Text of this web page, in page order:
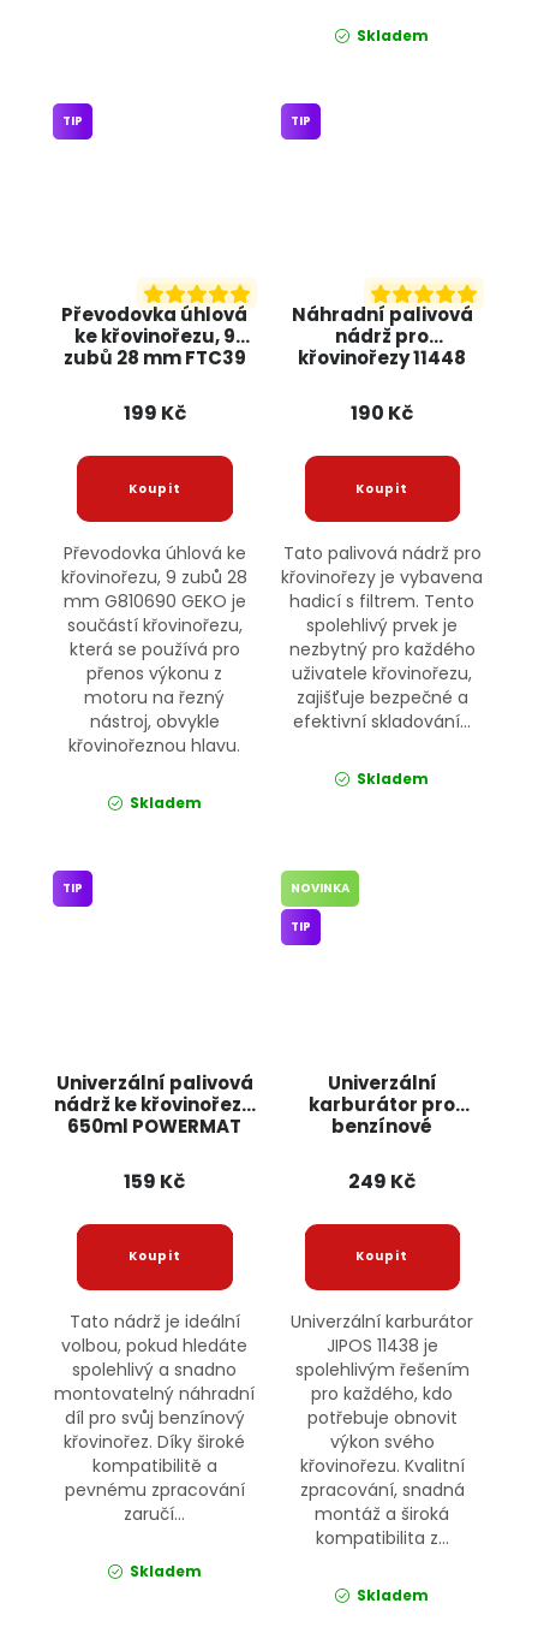
Skladem
Převodovka úhlová
ke křovinořezu, 9
zubů 28 mm FTC39
TIP
199 Kč
Převodovka úhlová ke
křovinořezu, 9 zubů 28
mm G810690 GEKO je
součástí křovinořezu,
která se používá pro
přenos výkonu z
motoru na řezný
nástroj, obvykle
křovinořeznou hlavu.
Skladem
Náhradní palivová
nádrž pro
křovinořezy 11448
TIP
190 Kč
Tato palivová nádrž pro
křovinořezy je vybavena
hadicí s filtrem. Tento
spolehlivý prvek je
nezbytný pro každého
uživatele křovinořezu,
zajišťuje bezpečné a
efektivní skladování...
Skladem
Univerzální palivová
nádrž ke křovinořezu
650ml POWERMAT
TIP
159 Kč
Tato nádrž je ideální
volbou, pokud hledáte
spolehlivý a snadno
montovatelný náhradní
díl pro svůj benzínový
křovinořez. Díky široké
kompatibilitě a
pevnému zpracování
zaručí...
Skladem
Univerzální
karburátor pro
benzínové
JIPOS
NOVINKA
TIP
249 Kč
Univerzální karburátor
JIPOS 11438 je
spolehlivým řešením
pro každého, kdo
potřebuje obnovit
výkon svého
křovinořezu. Kvalitní
zpracování, snadná
montáž a široká
kompatibilita z...
Skladem